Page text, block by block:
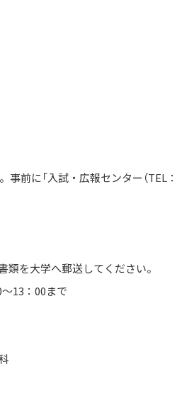
事前に「入試・広報センター（TEL：
を大学へ郵送してください。
13：00まで